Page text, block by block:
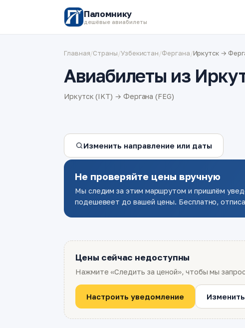
Паломнику
дешёвые авиабилеты
Главная/Страны/Узбекистан/Фергана/Иркутск →
Авиабилеты из
Иркутск (IKT) → Фергана (FEG)
Изменить направление или даты
Не проверяйте цены вручную
Мы следим за этим маршрутом и пришлём
подешевеет до вашей цены. Бесплатно,
Цены сейчас недоступны
Нажмите «Следить за ценой», чтобы мы
Настроить уведомление